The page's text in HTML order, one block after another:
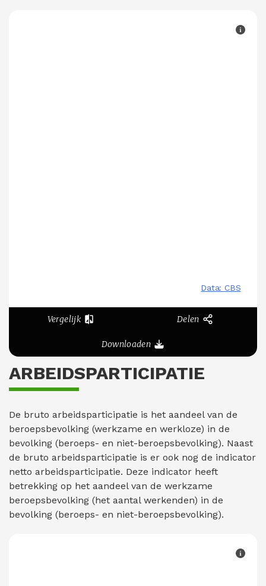
Vergelijk Delen
Downloaden
ARBEIDSPARTICIPATIE
De bruto arbeidsparticipatie is het aandeel van de
beroepsbevolking (werkzame en werkloze) in de
bevolking (beroeps- en niet-beroepsbevolking). Naast
de bruto arbeidsparticipatie is er ook nog de indicator
netto arbeidsparticipatie. Deze indicator heeft
betrekking op het aandeel van de werkzame
beroepsbevolking (het aantal werkenden) in de
bevolking (beroeps- en niet-beroepsbevolking).